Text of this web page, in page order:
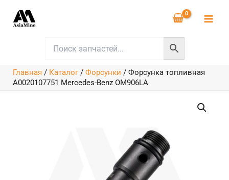
содержимому
Главная / Каталог/ Форсунки / Форсунка топливная
A0020107751 Mercedes-Benz OM906LA